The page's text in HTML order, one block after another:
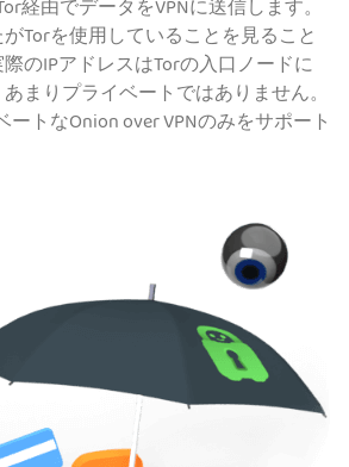
経由でデータをVPNに送信します。
Torを使用していることを見ること
のIPアドレスはTorの入口ノードに
まりプライベートではありません。
ートなOnion over VPNのみをサポート